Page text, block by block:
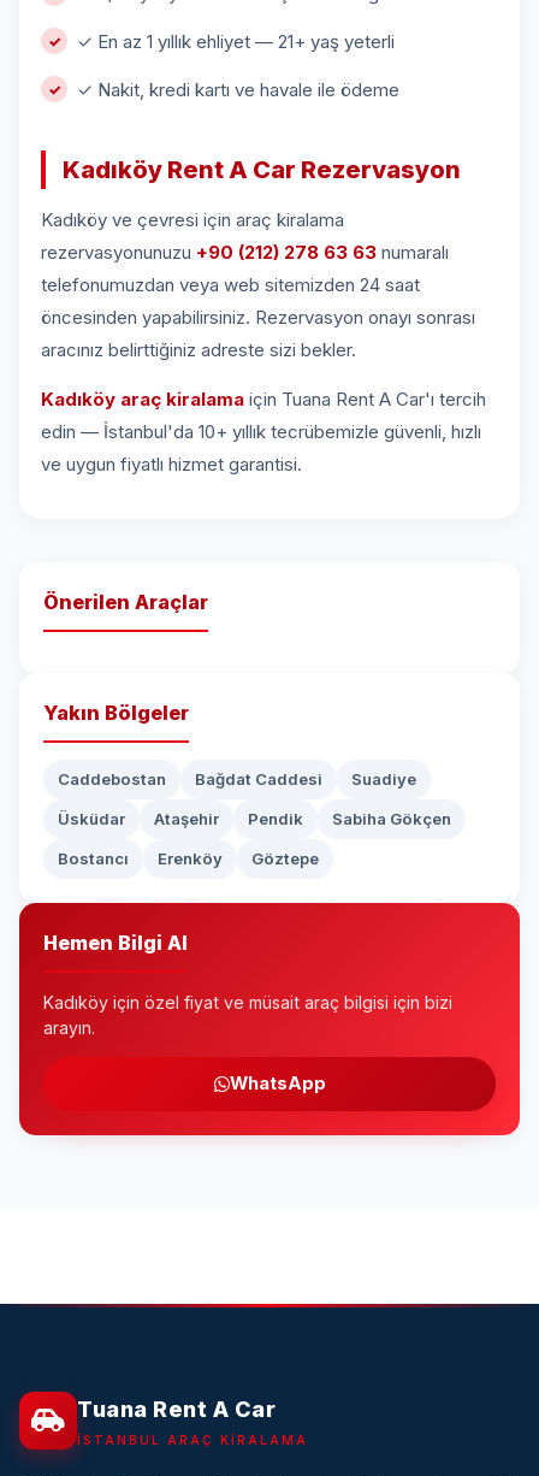
✓ En az 1 yıllık ehliyet — 21+ yaş yeterli
✓ Nakit, kredi kartı ve havale ile ödeme
Kadıköy Rent A Car Rezervasyon
Kadıköy ve çevresi için araç kiralama
rezervasyonunuzu +90 (212) 278 63 63 numaralı
telefonumuzdan veya web sitemizden 24 saat
öncesinden yapabilirsiniz. Rezervasyon onayı sonrası
aracınız belirttiğiniz adreste sizi bekler.
Kadıköy araç kiralama için Tuana Rent A Car'ı tercih
edin — İstanbul'da 10+ yıllık tecrübemizle güvenli, hızlı
ve uygun fiyatlı hizmet garantisi.
Önerilen Araçlar
Yakın Bölgeler
Caddebostan Bağdat Caddesi Suadiye
Üsküdar Ataşehir Pendik Sabiha Gökçen
Bostancı Erenköy Göztepe
Hemen Bilgi Al
Kadıköy için özel fiyat ve müsait araç bilgisi için bizi
arayın.
WhatsApp
Tuana Rent A Car
İSTANBUL ARAÇ KIRALAMA